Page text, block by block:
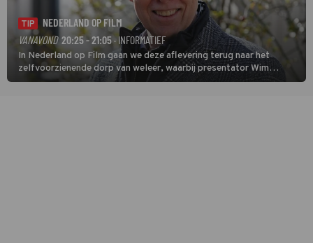
TIP
NEDERLAND OP FILM
VANAVOND 20:25 - 21:05· INFORMATIEF
In Nederland op Film gaan we deze aflevering terug naar het
zelfvoorzienende dorp van weleer, waarbij presentator Wim
Daniëls de kijkers meeneemt op reis door de tijd aan de hand van